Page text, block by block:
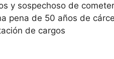
y sospechoso de
pena de 50 años de
de cargos